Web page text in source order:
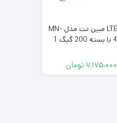
مودم LTE مبین نت مدل MN-
4200 با بسته 200 گیگ 1
۷,۱۷۵,۰۰۰تومان